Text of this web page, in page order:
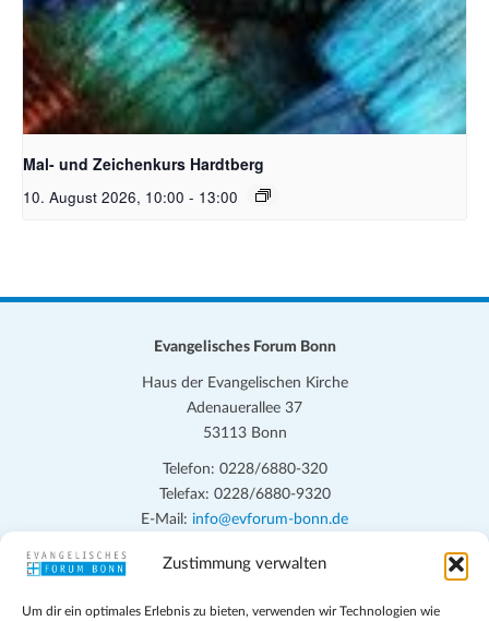
Zustimmung verwalten
Um dir ein optimales Erlebnis zu bieten, verwenden wir Technologien wie
Unsplash_RhondaK Native Florida Folk Artist
Mal- und Zeichenkurs Hardtberg
10. August 2026, 10:00 - 13:00
Evangelisches Forum Bonn
Haus der Evangelischen Kirche
Adenauerallee 37
53113 Bonn
Telefon: 0228/6880-320
Telefax: 0228/6880-9320
E-Mail: info@evforum-bonn.de
Das Evangelische Forum Bonn will in seinen zentralen